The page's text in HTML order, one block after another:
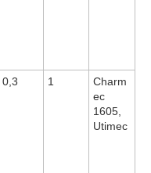
0,3 1
Charm
ec
1605,
Utimec